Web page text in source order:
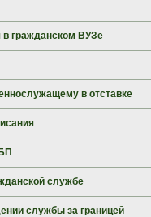
в гражданском ВУЗе
в отставке
службе
службы за границей